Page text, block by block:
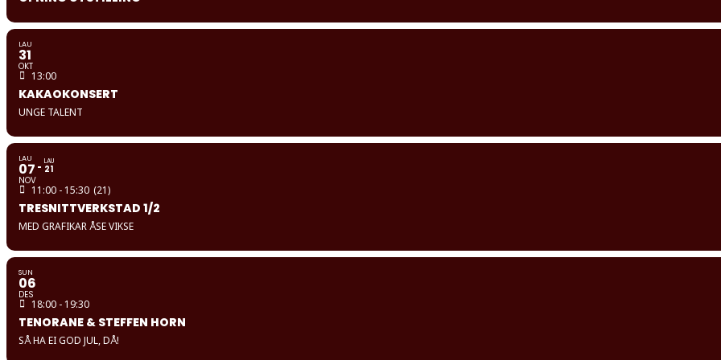
LAU
31
OKT
13:00
KAKAOKONSERT
UNGE TALENT
LAU
07
NOV
LAU
21
11:00 - 15:30 (21)
TRESNITTVERKSTAD 1/2
MED GRAFIKAR ÅSE VIKSE
SUN
06
DES
18:00 - 19:30
TENORANE & STEFFEN HORN
SÅ HA EI GOD JUL, DÅ!